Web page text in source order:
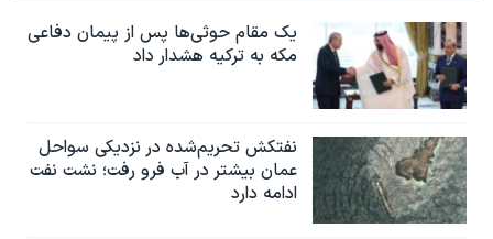
یک مقام حوثی‌ها پس از پیمان دفاعی
مکه به ترکیه هشدار داد
نفتکش تحریم‌شده در نزدیکی سواحل
عمان بیشتر در آب فرو رفت؛ نشت نفت
ادامه دارد